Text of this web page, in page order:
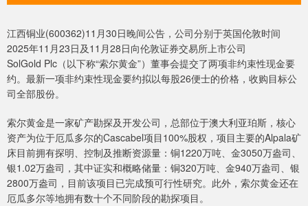
江西铜业(600362)11月30日晚间公告，公司分别于英国伦敦时间
2025年11月23日及11月28日向伦敦证券交易所上市公司
SolGold Plc（以下称“索尔黄金”）董事会提交了两项非约束性现金要
约。最新一项非约束性现金要约拟以每股26便士的价格，收购目标公
司全部股份。
索尔黄金是一家矿产勘探及开发公司，总部位于澳大利亚珀斯，核心
资产为位于厄瓜多尔的Cascabel项目100%股权，项目主要的Alpala矿
床目前拥有探明、控制及推断资源量：铜1220万吨、金3050万盎司、
银1.02万盎司，其中证实和概略储量：铜320万吨、金940万盎司、银
2800万盎司，目前该项目已完成预可行性研究。此外，索尔黄金还在
厄瓜多尔等地拥有数十个不同阶段的勘探项目。